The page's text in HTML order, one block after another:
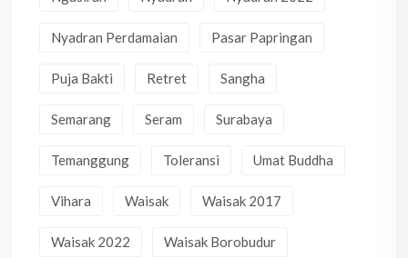
Nyadran Perdamaian Pasar Papringan
Puja Bakti Retret Sangha
Semarang Seram Surabaya
Temanggung Toleransi Umat Buddha
Vihara Waisak Waisak 2017
Waisak 2022 Waisak Borobudur